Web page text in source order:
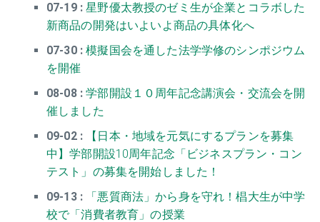
07-19 :星野優太教授のゼミ生が企業とコラボした
新商品の開発はいよいよ商品の具体化へ
07-30 :模擬国会を通した法学学修のシンポジウム
を開催
08-08 :学部開設１０周年記念講演会・交流会を開
催しました
09-02 :
【日本・地域を元気にするプランを募集
中】学部開設10周年記念「ビジネスプラン・コン
テスト」の募集を開始しました！
09-13 :
「悪質商法」から身を守れ！椙大生が中学
校で「消費者教育」の授業